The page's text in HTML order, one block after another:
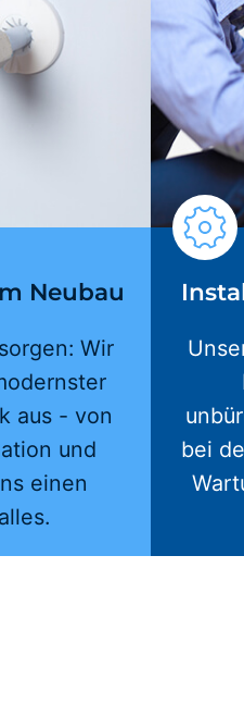
Neubau
Wir
aus - von
und
einen
bei